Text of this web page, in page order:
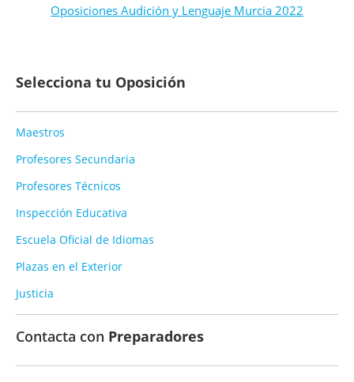
Oposiciones Audición y Lenguaje Murcia 2022
Selecciona tu Oposición
Maestros
Profesores Secundaria
Profesores Técnicos
Inspección Educativa
Escuela Oficial de Idiomas
Plazas en el Exterior
Justicia
Contacta con Preparadores